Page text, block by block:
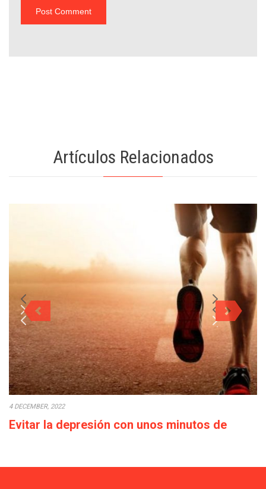
Artículos Relacionados
4 DECEMBER, 2022
Evitar la depresión con unos minutos de